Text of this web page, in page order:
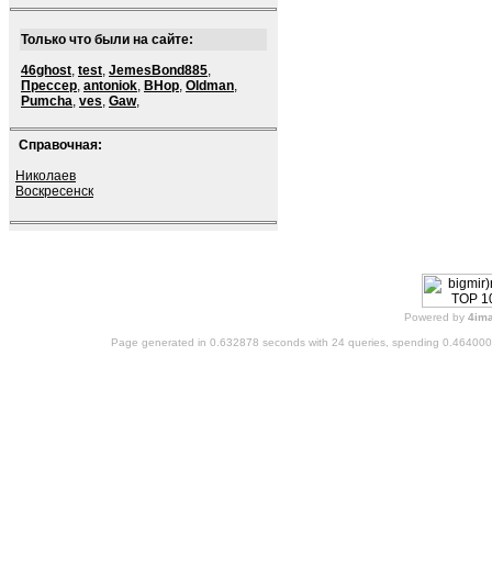
Только что были на сайте:
46ghost, test, JemesBond885,
Прессер, antoniok, BHop, Oldman,
Pumcha, ves, Gaw,
Справочная:
Николаев
Воскресенск
Powered by
Page generated in 0.632878 seconds with 24 queries, spending